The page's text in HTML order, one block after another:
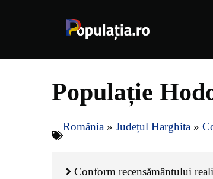
Populație
România » Județul Harghita »
Conform recensământului